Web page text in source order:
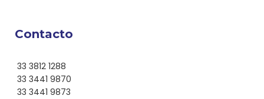
Contacto
33 3812 1288
33 3441 9870
33 3441 9873